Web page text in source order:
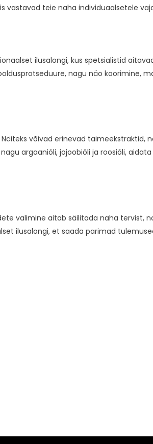
vastavad teie naha individuaalsetele
ilusalongi, kus spetsialistid
nagu näo koorimine,
võivad erinevad taimeekstraktid,
argaaniõli, jojoobiõli ja roosiõli,
valimine aitab säilitada naha tervist,
ilusalongi, et saada parimad